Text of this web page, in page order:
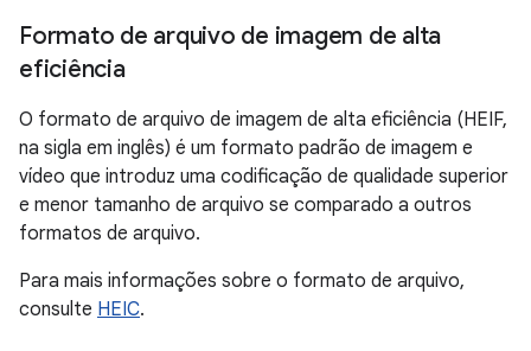
Formato de arquivo de imagem de alta
eficiência
O formato de arquivo de imagem de alta eficiência (HEIF,
na sigla em inglês) é um formato padrão de imagem e
vídeo que introduz uma codificação de qualidade superior
e menor tamanho de arquivo se comparado a outros
formatos de arquivo.
Para mais informações sobre o formato de arquivo,
consulte HEIC.